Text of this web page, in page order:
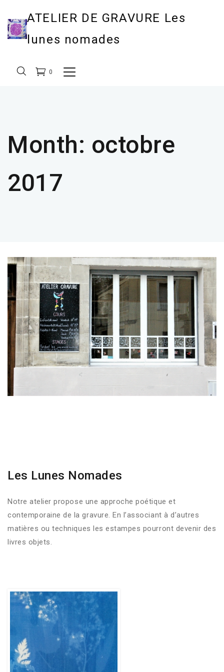
ATELIER DE GRAVURE Les
lunes nomades
0
Month: octobre
2017
Les Lunes Nomades
Notre atelier propose une approche poétique et
contemporaine de la gravure. En l’associant à d’autres
matières ou techniques les estampes pourront devenir des
livres objets.